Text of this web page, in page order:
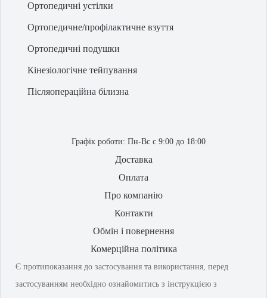
Ортопедичні устілки
Ортопедичне/профілактичне взуття
Ортопедичні подушки
Кінезіологічне тейпування
Післяопераційна білизна
Графік роботи: Пн-Вс с 9:00 до 18:00
Доставка
Оплата
Про компанію
Контакти
Обмін і повернення
Комерційна політика
Є протипоказання до застосування та використання, перед
застосуванням необхідно ознайомитись з інструкцією з